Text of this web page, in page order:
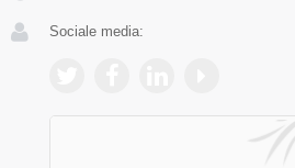
Sociale media: